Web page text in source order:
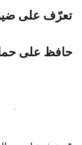
تعرّف على
حافظ على
سجِّل كمضيف